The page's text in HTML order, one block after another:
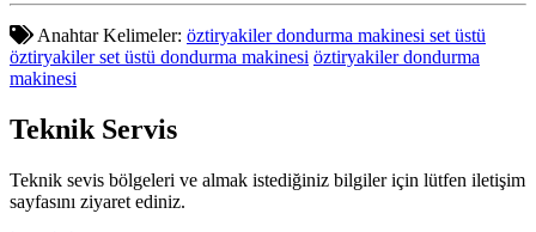
Anahtar Kelimeler: öztiryakiler dondurma makinesi set üstü
öztiryakiler set üstü dondurma makinesi öztiryakiler dondurma
makinesi
Teknik Servis
Teknik sevis bölgeleri ve almak istediğiniz bilgiler için lütfen iletişim
sayfasını ziyaret ediniz.